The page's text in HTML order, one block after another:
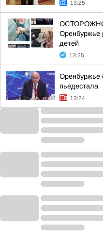
13:25
Оренбуржье
детей
13:25
Оренбуржье
пьедестала
13:24